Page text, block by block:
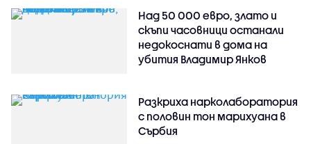
Над 50 000 евро, злато и
скъпи часовници останали
недокоснати в дома на
убития Владимир Янков
Разкриха нарколаборатория
с половин тон марихуана в
Сърбия